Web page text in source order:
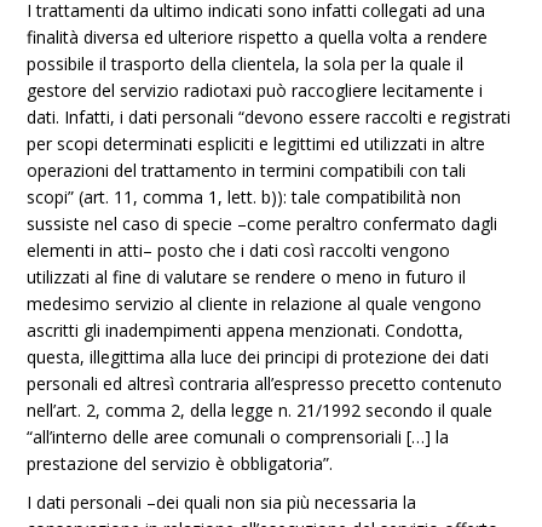
I trattamenti da ultimo indicati sono infatti collegati ad una
finalità diversa ed ulteriore rispetto a quella volta a rendere
possibile il trasporto della clientela, la sola per la quale il
gestore del servizio radiotaxi può raccogliere lecitamente i
dati. Infatti, i dati personali “devono essere raccolti e registrati
per scopi determinati espliciti e legittimi ed utilizzati in altre
operazioni del trattamento in termini compatibili con tali
scopi” (art. 11, comma 1, lett. b)): tale compatibilità non
sussiste nel caso di specie –come peraltro confermato dagli
elementi in atti– posto che i dati così raccolti vengono
utilizzati al fine di valutare se rendere o meno in futuro il
medesimo servizio al cliente in relazione al quale vengono
ascritti gli inadempimenti appena menzionati. Condotta,
questa, illegittima alla luce dei principi di protezione dei dati
personali ed altresì contraria all’espresso precetto contenuto
nell’art. 2, comma 2, della legge n. 21/1992 secondo il quale
“all’interno delle aree comunali o comprensoriali […] la
prestazione del servizio è obbligatoria”.
I dati personali –dei quali non sia più necessaria la